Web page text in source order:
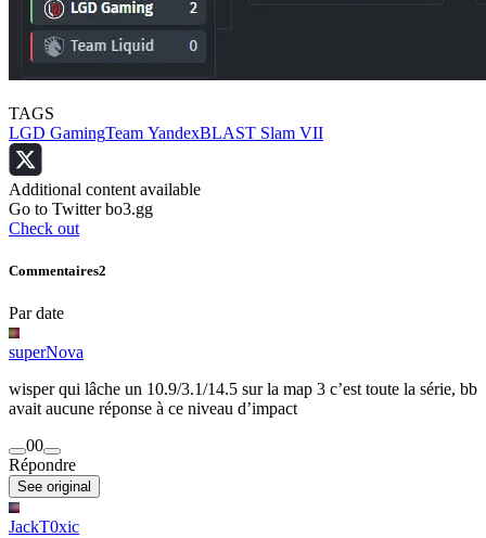
TAGS
LGD GamingTeam YandexBLAST Slam VII
Additional content available
Go to Twitter bo3.gg
Check out
Commentaires2
Par date
superNova
wisper qui lâche un 10.9/3.1/14.5 sur la map 3 c’est toute la série, bb
avait aucune réponse à ce niveau d’impact
00
Répondre
See original
JackT0xic